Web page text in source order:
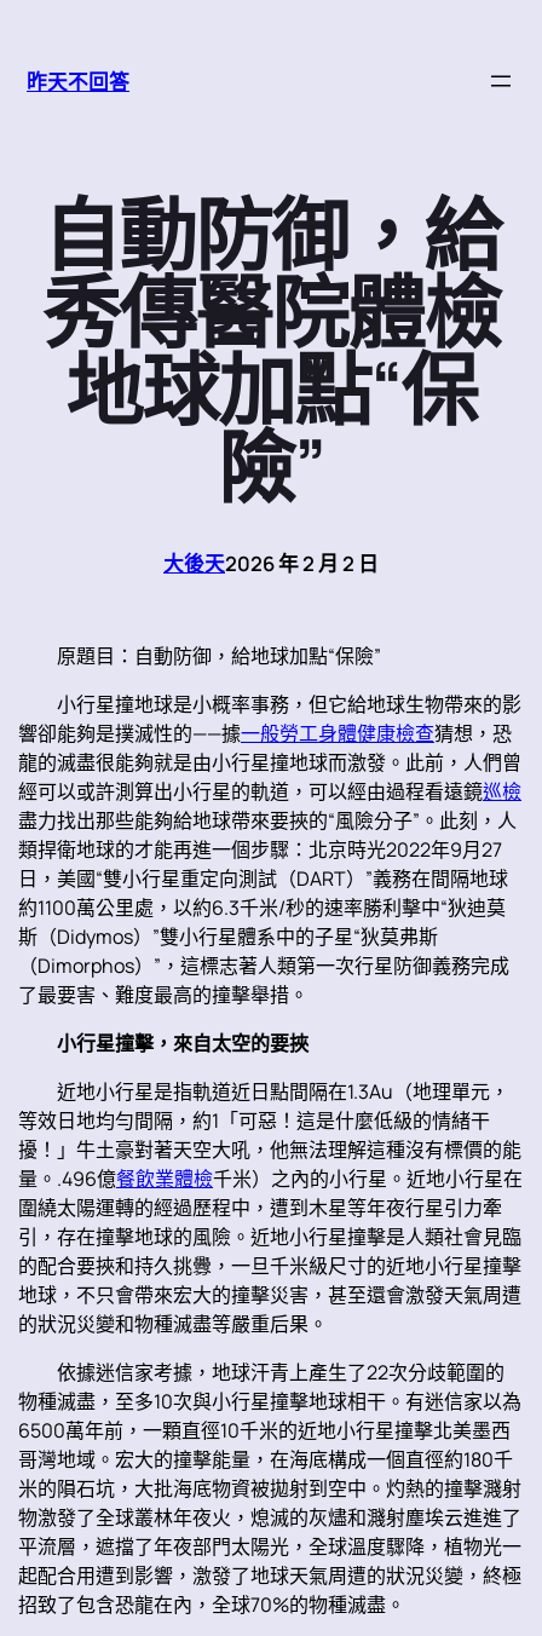
昨天不回答
自動防御，給
秀傳醫院體檢
地球加點“保
險”
大後天2026 年 2 月 2 日
原題目：自動防御，給地球加點“保險”
小行星撞地球是小概率事務，但它給地球生物帶來的影
響卻能夠是撲滅性的——據一般勞工身體健康檢查猜想，恐
龍的滅盡很能夠就是由小行星撞地球而激發。此前，人們曾
經可以或許測算出小行星的軌道，可以經由過程看遠鏡巡檢
盡力找出那些能夠給地球帶來要挾的“風險分子”。此刻，人
類捍衛地球的才能再進一個步驟：北京時光2022年9月27
日，美國“雙小行星重定向測試（DART）”義務在間隔地球
約1100萬公里處，以約6.3千米/秒的速率勝利擊中“狄迪莫
斯（Didymos）”雙小行星體系中的子星“狄莫弗斯
（Dimorphos）”，這標志著人類第一次行星防御義務完成
了最要害、難度最高的撞擊舉措。
小行星撞擊，來自太空的要挾
近地小行星是指軌道近日點間隔在1.3Au（地理單元，
等效日地均勻間隔，約1「可惡！這是什麼低級的情緒干
擾！」牛土豪對著天空大吼，他無法理解這種沒有標價的能
量。.496億餐飲業體檢千米）之內的小行星。近地小行星在
圍繞太陽運轉的經過歷程中，遭到木星等年夜行星引力牽
引，存在撞擊地球的風險。近地小行星撞擊是人類社會見臨
的配合要挾和持久挑釁，一旦千米級尺寸的近地小行星撞擊
地球，不只會帶來宏大的撞擊災害，甚至還會激發天氣周遭
的狀況災變和物種滅盡等嚴重后果。
依據迷信家考據，地球汗青上產生了22次分歧範圍的
物種滅盡，至多10次與小行星撞擊地球相干。有迷信家以為
6500萬年前，一顆直徑10千米的近地小行星撞擊北美墨西
哥灣地域。宏大的撞擊能量，在海底構成一個直徑約180千
米的隕石坑，大批海底物資被拋射到空中。灼熱的撞擊濺射
物激發了全球叢林年夜火，熄滅的灰燼和濺射塵埃云進進了
平流層，遮擋了年夜部門太陽光，全球溫度驟降，植物光一
起配合用遭到影響，激發了地球天氣周遭的狀況災變，終極
招致了包含恐龍在內，全球70%的物種滅盡。